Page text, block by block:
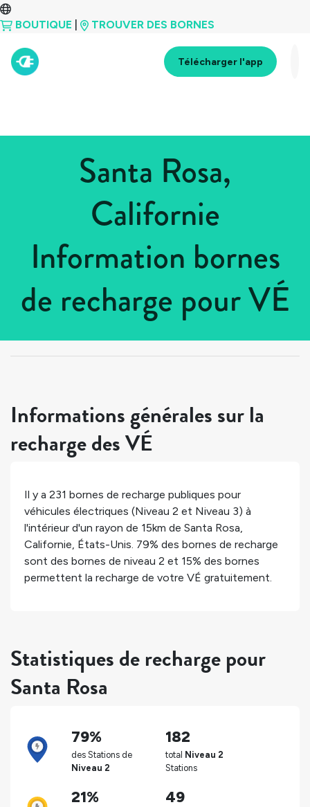
BOUTIQUE TROUVER DES BORNES
Télécharger l'app
Santa Rosa,
Californie
Information bornes
de recharge pour VÉ
États-Unis > Californie
Informations générales sur la
recharge des VÉ
Il y a 231 bornes de recharge publiques pour
véhicules électriques (Niveau 2 et Niveau 3) à
l'intérieur d'un rayon de 15km de Santa Rosa,
Californie, États-Unis. 79% des bornes de recharge
sont des bornes de niveau 2 et 15% des bornes
permettent la recharge de votre VÉ gratuitement.
Statistiques de recharge pour
Santa Rosa
79%
des Stations de
Niveau 2
182
total Niveau 2
Stations
21% 49